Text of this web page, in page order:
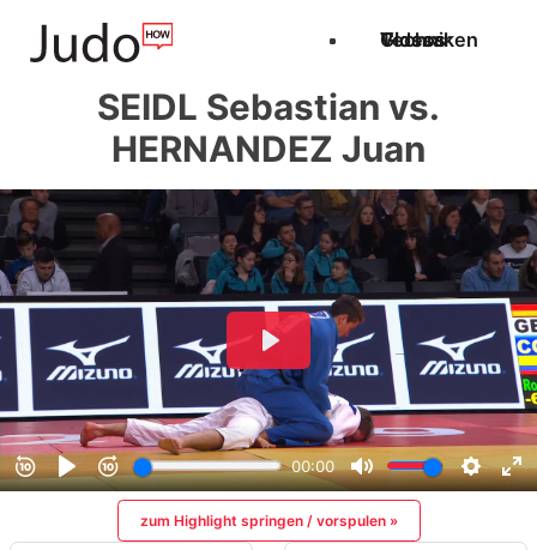
Techniken
Videos
Glossar
SEIDL Sebastian vs.
HERNANDEZ Juan
zum Highlight springen / vorspulen »